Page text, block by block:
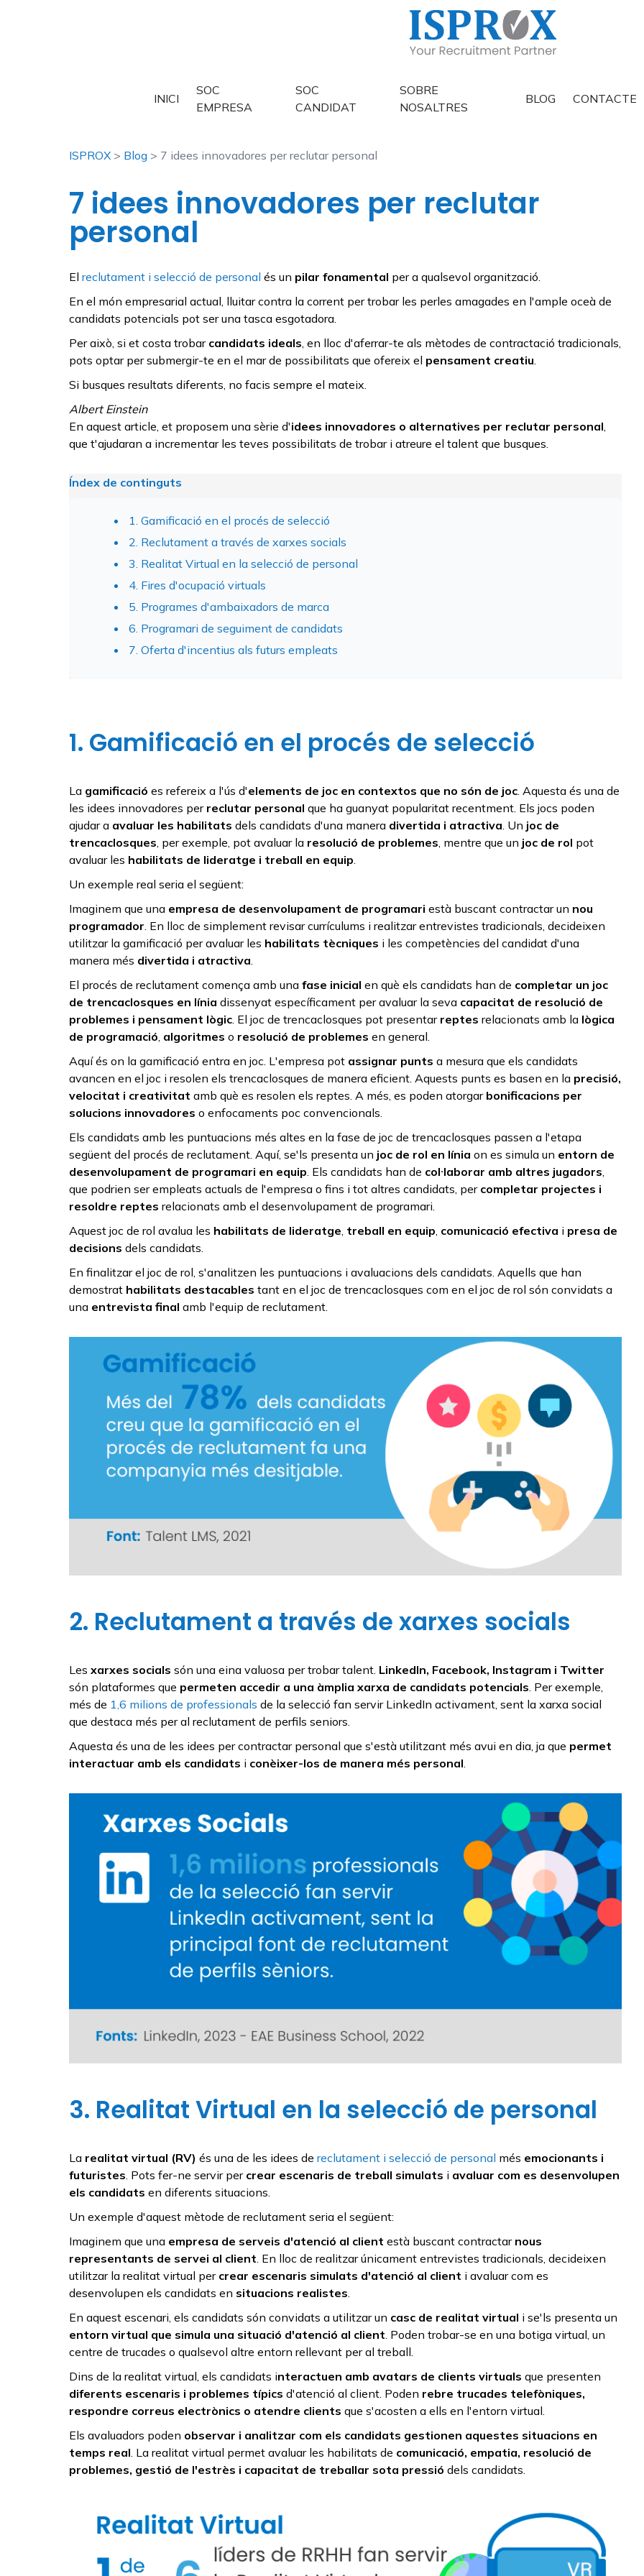
INICI
SOC
EMPRESA
SOC
CANDIDAT
SOBRE
NOSALTRES
BLOG CONTACTE
ISPROX > Blog > 7 idees innovadores per reclutar personal
7 idees innovadores per reclutar
personal
El reclutament i selecció de personal és un pilar fonamental per a qualsevol organització.
En el món empresarial actual, lluitar contra la corrent per trobar les perles amagades en l'ample oceà de
candidats potencials pot ser una tasca esgotadora.
Per això, si et costa trobar candidats ideals, en lloc d'aferrar-te als mètodes de contractació tradicionals,
pots optar per submergir-te en el mar de possibilitats que ofereix el pensament creatiu.
Si busques resultats diferents, no facis sempre el mateix.
Albert Einstein
En aquest article, et proposem una sèrie d'idees innovadores o alternatives per reclutar personal,
que t'ajudaran a incrementar les teves possibilitats de trobar i atreure el talent que busques.
Índex de continguts
1. Gamificació en el procés de selecció
2. Reclutament a través de xarxes socials
3. Realitat Virtual en la selecció de personal
4. Fires d'ocupació virtuals
5. Programes d'ambaixadors de marca
6. Programari de seguiment de candidats
7. Oferta d'incentius als futurs empleats
1. Gamificació en el procés de selecció
La gamificació es refereix a l'ús d'elements de joc en contextos que no són de joc. Aquesta és una de
les idees innovadores per reclutar personal que ha guanyat popularitat recentment. Els jocs poden
ajudar a avaluar les habilitats dels candidats d'una manera divertida i atractiva. Un joc de
trencaclosques, per exemple, pot avaluar la resolució de problemes, mentre que un joc de rol pot
avaluar les habilitats de lideratge i treball en equip.
Un exemple real seria el següent:
Imaginem que una empresa de desenvolupament de programari està buscant contractar un nou
programador. En lloc de simplement revisar currículums i realitzar entrevistes tradicionals, decideixen
utilitzar la gamificació per avaluar les habilitats tècniques i les competències del candidat d'una
manera més divertida i atractiva.
El procés de reclutament comença amb una fase inicial en què els candidats han de completar un joc
de trencaclosques en línia dissenyat específicament per avaluar la seva capacitat de resolució de
problemes i pensament lògic. El joc de trencaclosques pot presentar reptes relacionats amb la lògica
de programació, algoritmes o resolució de problemes en general.
Aquí és on la gamificació entra en joc. L'empresa pot assignar punts a mesura que els candidats
avancen en el joc i resolen els trencaclosques de manera eficient. Aquests punts es basen en la precisió,
velocitat i creativitat amb què es resolen els reptes. A més, es poden atorgar bonificacions per
solucions innovadores o enfocaments poc convencionals.
Els candidats amb les puntuacions més altes en la fase de joc de trencaclosques passen a l'etapa
següent del procés de reclutament. Aquí, se'ls presenta un joc de rol en línia on es simula un entorn de
desenvolupament de programari en equip. Els candidats han de col·laborar amb altres jugadors,
que podrien ser empleats actuals de l'empresa o fins i tot altres candidats, per completar projectes i
resoldre reptes relacionats amb el desenvolupament de programari.
Aquest joc de rol avalua les habilitats de lideratge, treball en equip, comunicació efectiva i presa de
decisions dels candidats.
En finalitzar el joc de rol, s'analitzen les puntuacions i avaluacions dels candidats. Aquells que han
demostrat habilitats destacables tant en el joc de trencaclosques com en el joc de rol són convidats a
una entrevista final amb l'equip de reclutament.
2. Reclutament a través de xarxes socials
Les xarxes socials són una eina valuosa per trobar talent. LinkedIn, Facebook, Instagram i Twitter
són plataformes que permeten accedir a una àmplia xarxa de candidats potencials . Per exemple,
més de 1,6 milions de professionals de la selecció fan servir LinkedIn activament, sent la xarxa social
que destaca més per al reclutament de perfils seniors.
Aquesta és una de les idees per contractar personal que s'està utilitzant més avui en dia, ja que permet
interactuar amb els candidats i conèixer-los de manera més personal
3. Realitat Virtual en la selecció de personal
La realitat virtual (RV) és una de les idees de reclutament i selecció de personal més emocionants i
futuristes . Pots fer-ne servir per crear escenaris de treball simulats i avaluar com es desenvolupen
els candidats en diferents situacions.
Un exemple d'aquest mètode de reclutament seria el següent:
Imaginem que una empresa de serveis d'atenció al client està buscant contractar nous
representants de servei al client . En lloc de realitzar únicament entrevistes tradicionals, decideixen
utilitzar la realitat virtual per crear escenaris simulats d'atenció al client i avaluar com es
desenvolupen els candidats en situacions realistes
En aquest escenari, els candidats són convidats a utilitzar un casc de realitat virtual i se'ls presenta un
entorn virtual que simula una situació d'atenció al client . Poden trobar-se en una botiga virtual, un
centre de trucades o qualsevol altre entorn rellevant per al treball.
Dins de la realitat virtual, els candidats interactuen amb avatars de clients virtuals que presenten
diferents escenaris i problemes típics d'atenció al client. Poden rebre trucades telefòniques,
respondre correus electrònics o atendre clients que s'acosten a ells en l'entorn virtual.
Els avaluadors poden observar i analitzar com els candidats gestionen aquestes situacions en
temps real . La realitat virtual permet avaluar les habilitats de comunicació, empatia, resolució de
problemes, gestió de l'estrès i capacitat de treballar sota pressió dels candidats.